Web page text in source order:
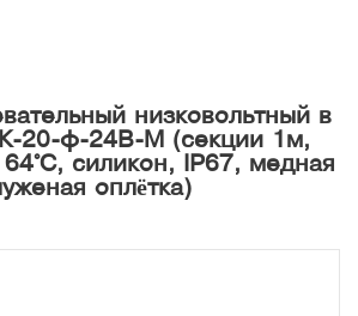
низковольтный в
20-ф-24В-М (секции 1м,
силикон, IP67, медная
оплётка)